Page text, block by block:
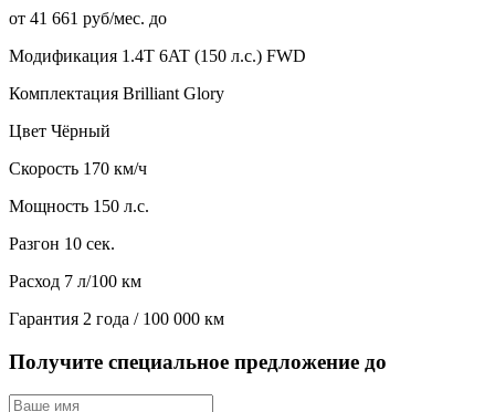
от 41 661 руб/мес. до
Модификация 1.4T 6AT (150 л.с.) FWD
Комплектация Brilliant Glory
Цвет Чёрный
Скорость 170 км/ч
Мощность 150 л.с.
Разгон 10 сек.
Расход 7 л/100 км
Гарантия 2 года / 100 000 км
Получите специальное предложение до